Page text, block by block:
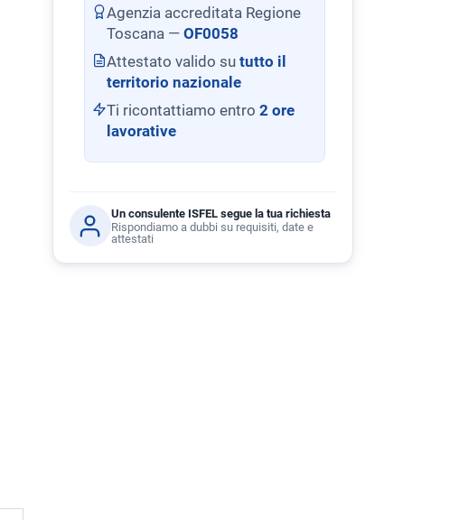
Agenzia accreditata Regione
Toscana —OF0058
Attestato valido sututto il
territorio nazionale
Ti ricontattiamo entro2 ore
lavorative
Un consulente ISFEL segue la tua richiesta
Rispondiamo a dubbi su requisiti, date e
attestati